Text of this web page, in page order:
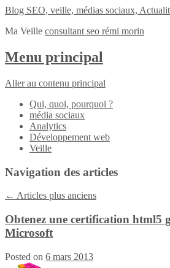
Blog SEO, veille, médias sociaux,
Ma Veille consultant seo rémi morin
Menu principal
Aller au contenu principal
Qui, quoi, pourquoi ?
média sociaux
Analytics
Développement web
Veille
Navigation des articles
← Articles plus anciens
Obtenez une certification html5
Microsoft
Posted on 6 mars 2013